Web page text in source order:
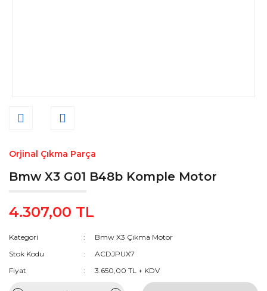
Orjinal Çıkma Parça
Bmw X3 G01 B48b Komple Motor
4.307,00 TL
Kategori
Bmw X3 Çıkma Motor
Stok Kodu
ACDJPUX7
Fiyat
3.650,00 TL + KDV